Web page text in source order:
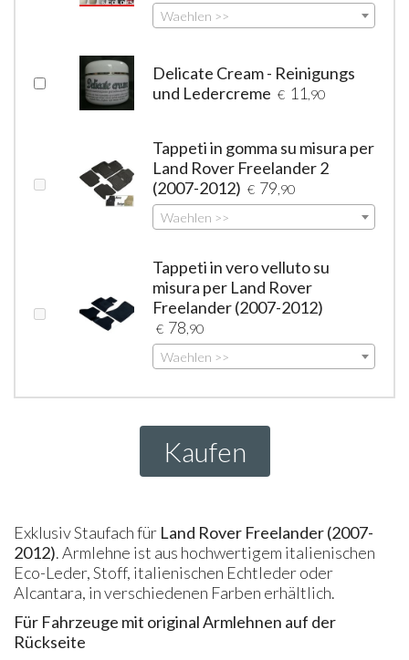
Waehlen >>
Delicate Cream - Reinigungs
und Ledercreme € 11 ,90
Tappeti in gomma su misura per
Land Rover Freelander 2
(2007-2012) € 79 ,90
Waehlen >>
Tappeti in vero velluto su
misura per Land Rover
Freelander (2007-2012)
€ 78 ,90
Waehlen >>
Kaufen
Exklusiv Staufach für Land Rover Freelander (2007-
2012). Armlehne ist aus hochwertigem italienischen
Eco-Leder, Stoff, italienischen Echtleder oder
Alcantara, in verschiedenen Farben erhältlich.
Für Fahrzeuge mit original Armlehnen auf der
Rückseite